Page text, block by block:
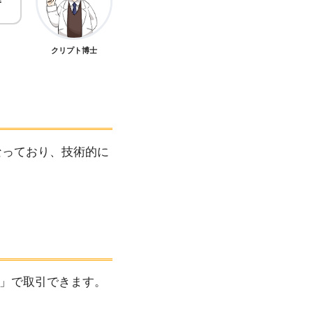
クリプト博士
ており、技術的に
で取引できます。